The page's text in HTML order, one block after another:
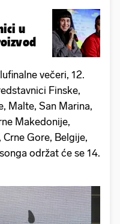
u
večeri, 12.
Finske,
Malte, San Marina,
Makedonije,
Gore, Belgije,
održat će se 14.